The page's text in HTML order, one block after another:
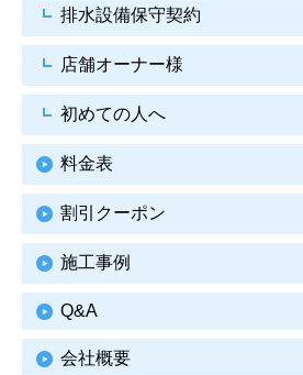
排水設備保守契約
店舗オーナー様
初めての人へ
料金表
割引クーポン
施工事例
Q&A
会社概要